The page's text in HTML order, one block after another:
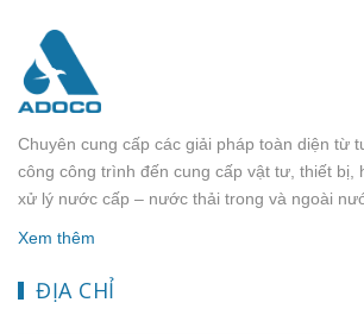
Chuyên cung cấp các giải pháp toàn diện từ
công công trình đến cung cấp vật tư, thiết bị,
xử lý nước cấp – nước thải trong và ngoài
Xem thêm
ĐỊA CHỈ